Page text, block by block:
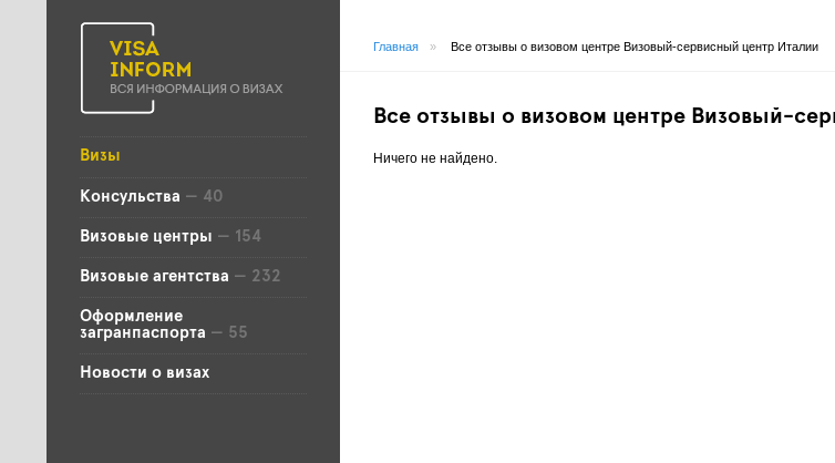
Визы
Консульства — 40
Визовые центры — 154
Визовые агентства — 232
Оформление
загранпаспорта — 55
Новости о визах
Главная » Все отзывы о визовом центре Визовый-сервисный центр Италии
Все отзывы о визовом центре Визовый-
Ничего не найдено.